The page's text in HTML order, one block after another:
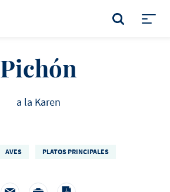
BUSCAR
Pichón
a la Karen
AVES PLATOS PRINCIPALES